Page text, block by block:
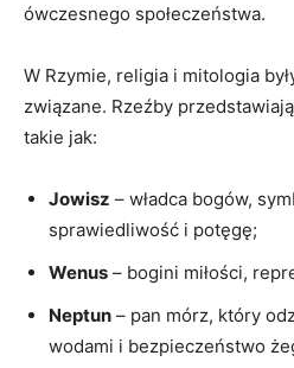
ówczesnego społeczeństwa.
W Rzymie, religia i mitologia
związane. Rzeźby
takie jak:
Jowisz – władca bogów,
sprawiedliwość i potęgę;
Wenus – bogini miłości,
Neptun – pan mórz, który
wodami i bezpieczeństwo